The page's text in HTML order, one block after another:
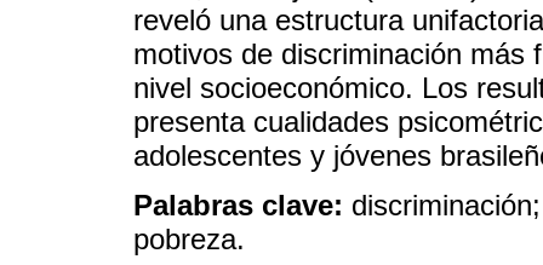
reveló una estructura
motivos de discriminación más
nivel socioeconómico. Los
presenta cualidades
adolescentes y jóvenes
Palabras clave:
pobreza.